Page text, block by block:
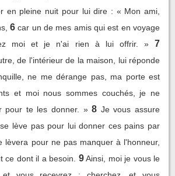
en pleine nuit pour lui dire : « Mon ami,
6 car un de mes amis qui est en voyage
moi et je n'ai rien à lui offrir. »
7
de l'intérieur de la maison, lui réponde
ne me dérange pas, ma porte est
et moi nous sommes couchés, je ne
pour te les donner. » 8 Je vous assure
lève pas pour lui donner ces pains par
lèvera pour ne pas manquer à l'honneur,
ce dont il a besoin.
9 Ainsi, moi je vous le